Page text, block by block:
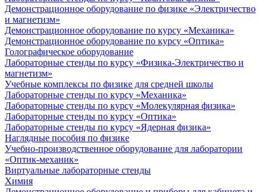
Демонстрационное оборудование по физике «Электричество
и магнетизм»
Демонстрационное оборудование по курсу «Механика»
Демонстрационное оборудование по курсу «Оптика»
Голографическое оборудование
Лабораторные стенды по курсу «Физика-Электричество и
магнетизм»
Учебные комплексы по физике для средней школы
Лабораторные стенды по курсу «Механика»
Лабораторные стенды по курсу «Молекулярная физика»
Лабораторные стенды по курсу «Оптика»
Лабораторные стенды по курсу «Ядерная физика»
Наглядные пособия по физике
Учебно-производственное оборудование для лаборатории
«Оптик-механик»
Виртуальные лабораторные стенды
Химия